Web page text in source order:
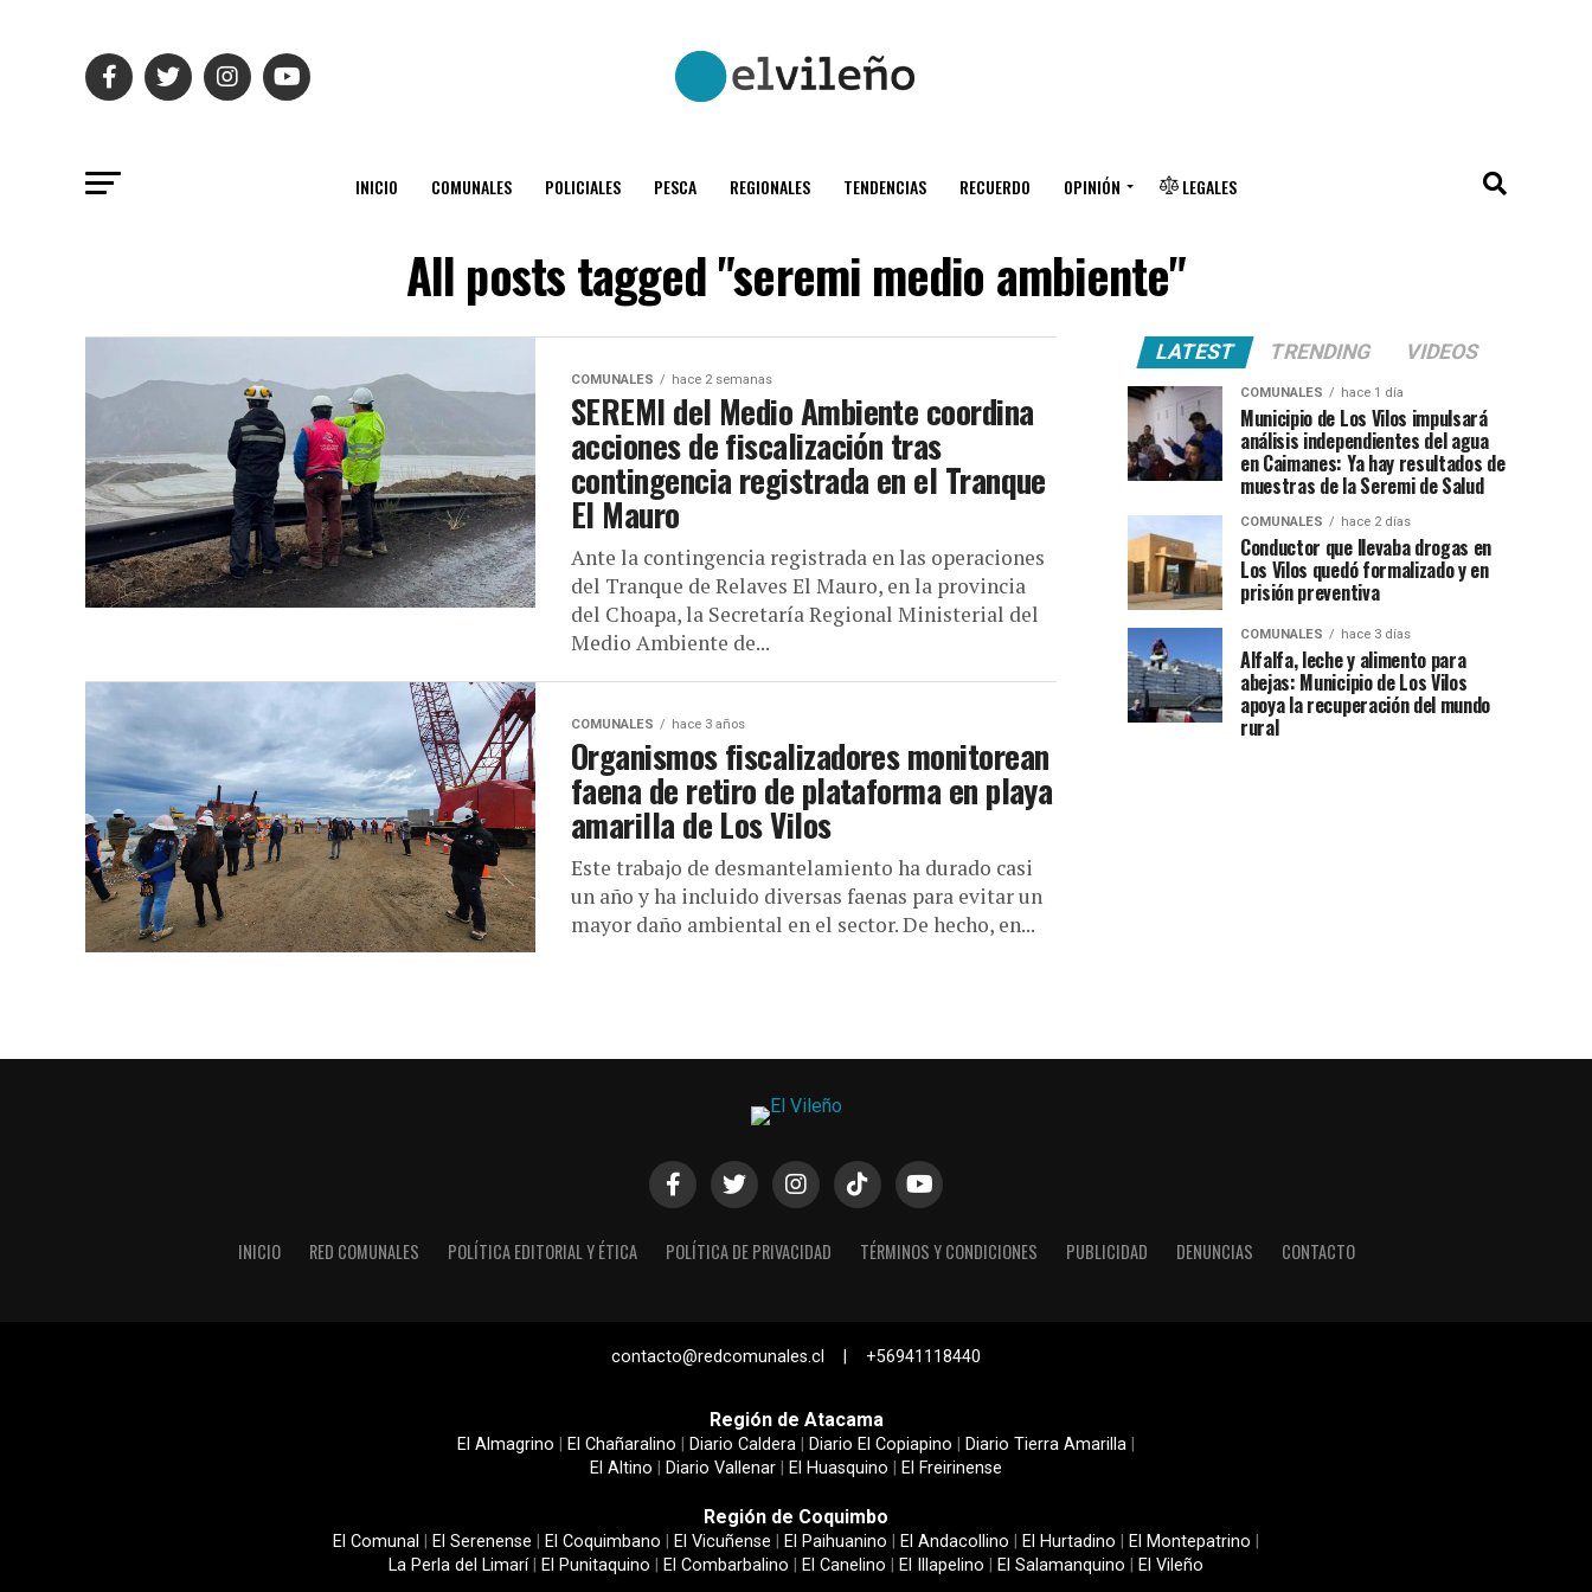
INICIO COMUNALES POLICIALES PESCA REGIONALES TENDENCIAS RECUERDO OPINIÓN LEGALES
All posts tagged "seremi medio ambiente"
COMUNALES hace 2 semanas
SEREMI del Medio Ambiente coordina
acciones de fiscalización tras
contingencia registrada en el Tranque
El Mauro
Ante la contingencia registrada en las operaciones
del Tranque de Relaves El Mauro, en la provincia
del Choapa, la Secretaría Regional Ministerial del
Medio Ambiente de...
COMUNALES hace 3 años
Organismos fiscalizadores monitorean
faena de retiro de plataforma en playa
amarilla de Los Vilos
Este trabajo de desmantelamiento ha durado casi
un año y ha incluido diversas faenas para evitar un
mayor daño ambiental en el sector. De hecho, en...
LATEST TRENDING VIDEOS
COMUNALES hace 1 día
Municipio de Los Vilos impulsará
análisis independientes del agua
en Caimanes: Ya hay resultados de
muestras de la Seremi de Salud
COMUNALES hace 2 días
Conductor que llevaba drogas en
Los Vilos quedó formalizado y en
prisión preventiva
COMUNALES hace 3 días
Alfalfa, leche y alimento para
abejas: Municipio de Los Vilos
apoya la recuperación del mundo
rural
INICIO RED COMUNALES POLÍTICA EDITORIAL Y ÉTICA POLÍTICA DE PRIVACIDAD TÉRMINOS Y CONDICIONES PUBLICIDAD DENUNCIAS CONTACTO
contacto@redcomunales.cl | +56941118440
Región de Atacama
El Almagrino El Chañaralino Diario Caldera Diario El Copiapino Diario Tierra Amarilla
El Altino
Diario Vallenar El Huasquino El Freirinense
Región de Coquimbo
El Comunal El Serenense El Coquimbano El Vicuñense El Paihuanino El Andacollino El Hurtadino El Montepatrino
La Perla del Limarí| El Punitaquino El Combarbalino El Canelino El Illapelino El Salamanquino El Vileño